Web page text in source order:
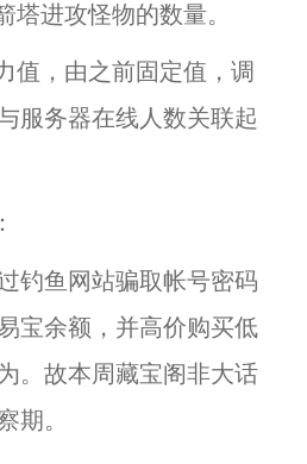
进攻怪物的数量。
，由之前固定值，调
服务器在线人数关联起
鱼网站骗取帐号密码
宝余额，并高价购买低
。故本周藏宝阁非大话
期。